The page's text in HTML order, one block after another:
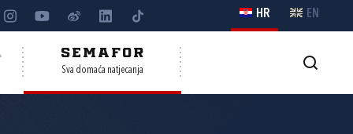
HR EN
SEMAFOR
Sva domaća natjecanja